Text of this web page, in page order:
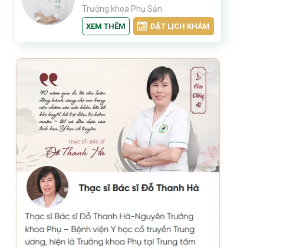
Trưởng khoa Phụ Sản
XEM THÊM ĐẶT LỊCH KHÁM